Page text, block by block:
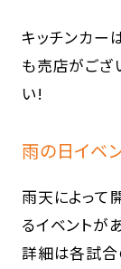
キッチンカー
も売店がござ
い!
雨の日イベ
雨天によって
るイベントが
詳細は各試合